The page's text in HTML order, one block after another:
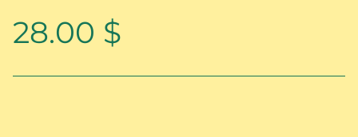
28.00 $